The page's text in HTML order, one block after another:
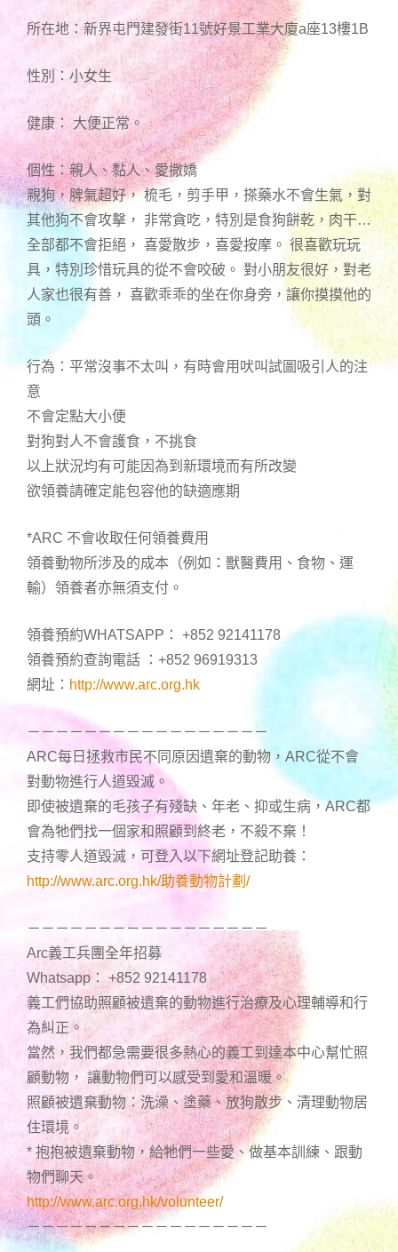
所在地：新界屯門建發街11號好景工業大廈a座13樓1B
性別：小女生
健康： 大便正常。
個性：親人、黏人、愛撒嬌
親狗，脾氣超好， 梳毛，剪手甲，搽藥水不會生氣，對
其他狗不會攻擊， 非常貪吃，特別是食狗餅乾，肉干…
全部都不會拒絕， 喜愛散步，喜愛按摩。 很喜歡玩玩
具，特別珍惜玩具的從不會咬破。 對小朋友很好，對老
人家也很有善， 喜歡乖乖的坐在你身旁，讓你摸摸他的
頭。
行為：平常沒事不太叫，有時會用吠叫試圖吸引人的注
意
不會定點大小便
對狗對人不會護食，不挑食
以上狀況均有可能因為到新環境而有所改變
欲領養請確定能包容他的缺適應期
*ARC 不會收取任何領養費用
領養動物所涉及的成本（例如：獸醫費用、食物、運
輸）領養者亦無須支付。
領養預約WHATSAPP： +852 92141178
領養預約查詢電話 ：+852 96919313
網址： http://www.arc.org.hk
－－－－－－－－－－－－－－－－－
ARC每日拯救市民不同原因遺棄的動物，ARC從不會
對動物進行人道毀滅。
即使被遺棄的毛孩子有殘缺、年老、抑或生病，ARC都
會為牠們找一個家和照顧到終老，不殺不棄！
支持零人道毀滅，可登入以下網址登記助養：
http://www.arc.org.hk/助養動物計劃/
－－－－－－－－－－－－－－－－－
Arc義工兵團全年招募
Whatsapp： +852 92141178
義工們協助照顧被遺棄的動物進行治療及心理輔導和行
為糾正。
當然，我們都急需要很多熱心的義工到達本中心幫忙照
顧動物， 讓動物們可以感受到愛和溫暖。
照顧被遺棄動物：洗澡、塗藥、放狗散步、清理動物居
住環境。
* 抱抱被遺棄動物，給牠們一些愛、做基本訓練、跟動
物們聊天。
http://www.arc.org.hk/volunteer/
－－－－－－－－－－－－－－－－－